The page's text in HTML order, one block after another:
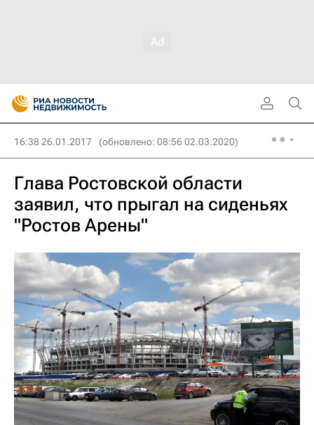
16:38 26.01.2017 (обновлено: 08:56 02.03.2020)
Глава Ростовской области
заявил, что прыгал на сиденьях
"Ростов Арены"